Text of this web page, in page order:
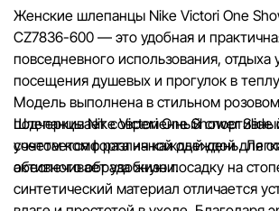
Цены на товары, а также условия
подарков, рассрочки и кредитования
компанией Sportlandia в одностороннем
предварительного уведомления.
Наша команда регулярно проверяет и
сайте, чтобы своевременно выявлять
ошибки в кратчайшие разумные сроки.
Женские шлепанцы Nike Victori One
CZ7836-600 — это удобная и
повседневного использования, отдыха
посещения душевых и прогулок в
Модель выполнена в стильном
подчеркивает современный
сочетается с различной одеждой для
активного образа жизни.
Шлепанцы Nike Victori One Shower Slide
учетом комфорта на каждый день.
обеспечивает удобную посадку на
синтетический материал отличается